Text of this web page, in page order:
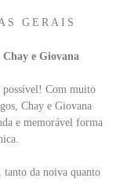
GERAIS
e Giovana
possível! Com muito
Chay e Giovana
e memorável forma
tanto da noiva quanto